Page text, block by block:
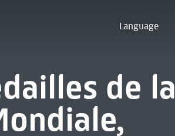
Language
de la